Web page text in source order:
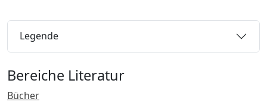
Legende
Bereiche Literatur
Bücher